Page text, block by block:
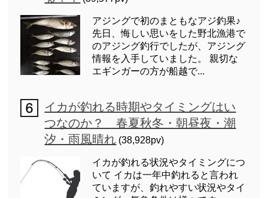
アジングで初のまともなアジ釣果♪
先日、悔しい思いをした野北漁港で
のアジング釣行でしたが、アジング
情報を入手していました。 親切な
エギンガーの方が船越で...
イカが釣れる時期やタイミングはい
つなのか？ 春夏秋冬・朝昼夜・潮
汐・雨風晴れ (38,928pv)
イカが釣れる状況やタイミングにつ
いて イカは一年中釣れると言われ
ていますが、釣れやすい状況やタイ